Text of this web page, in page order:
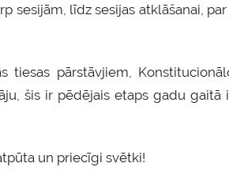
sesijām, līdz sesijas atklāšanai,
tiesas pārstāvjiem,
šis ir pēdējais etaps gadu gaitā
un priecīgi svētki!